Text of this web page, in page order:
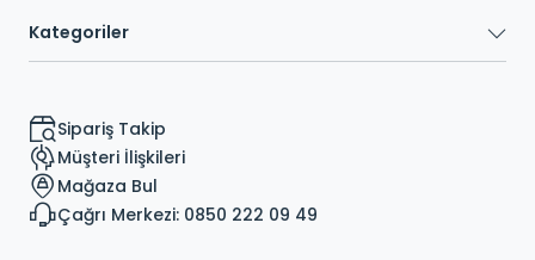
Kategoriler
Sipariş Takip
Müşteri İlişkileri
Mağaza Bul
Çağrı Merkezi: 0850 222 09 49